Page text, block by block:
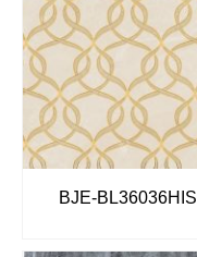
BJE-BL36036HIS